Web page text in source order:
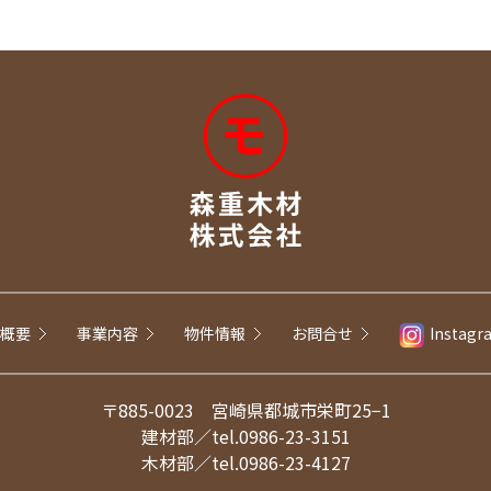
要 事業内容 物件情報 お問合せ
〒885-0023 宮崎県都城市栄町25−1
建材部／tel.0986-23-3151
木材部／tel.0986-23-4127